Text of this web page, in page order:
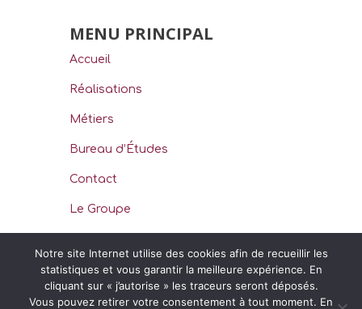
MENU PRINCIPAL
Accueil
Réalisations
Métiers
Bureau d’Études
Contact
Le Groupe
METAMORPHOSE, Votre Spécialiste pour
Notre site Internet utilise des cookies afin de recueillir les
statistiques et vous garantir la meilleure expérience. En
cliquant sur « j’autorise » les traceurs seront déposés.
Vous pouvez retirer votre consentement à tout moment. En